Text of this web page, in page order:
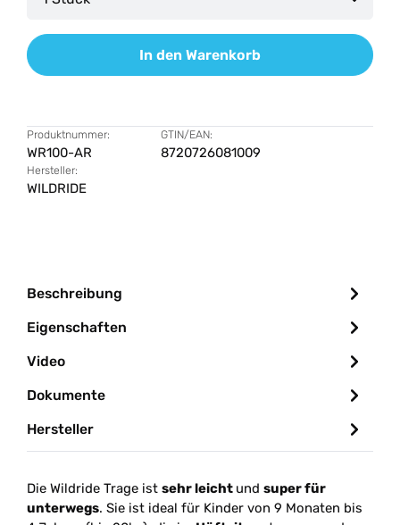
In den Warenkorb
Produktnummer:
WR100-AR
GTIN/EAN:
8720726081009
Hersteller:
WILDRIDE
Beschreibung
Eigenschaften
Video
Dokumente
Hersteller
Die Wildride Trage ist sehr leicht und super für
unterwegs. Sie ist ideal für Kinder von 9 Monaten bis